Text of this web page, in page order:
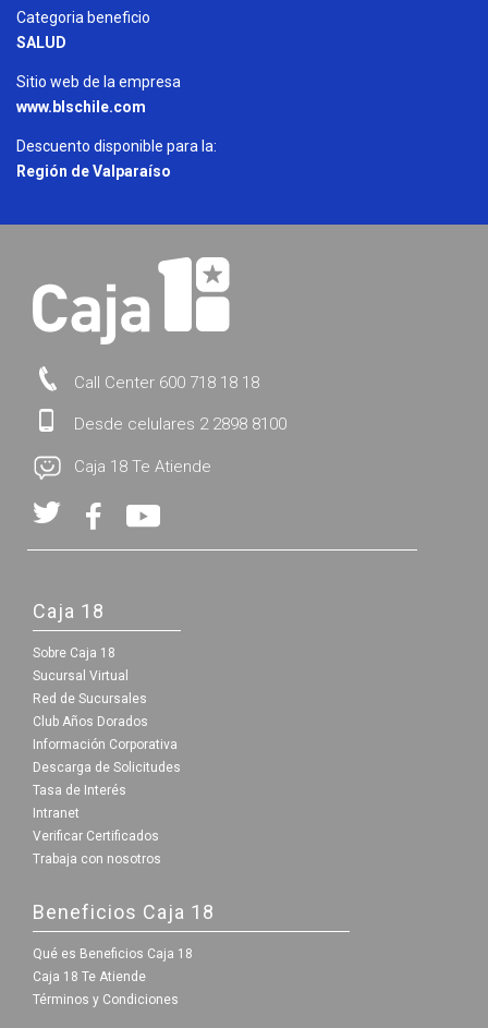
Categoria beneficio
SALUD
Sitio web de la empresa
www.blschile.com
Descuento disponible para la:
Región de Valparaíso
Call Center 600 718 18 18
Desde celulares 2 2898 8100
Caja 18 Te Atiende
Caja 18
Sobre Caja 18
Sucursal Virtual
Red de Sucursales
Club Años Dorados
Información Corporativa
Descarga de Solicitudes
Tasa de Interés
Intranet
Verificar Certificados
Trabaja con nosotros
Beneficios Caja 18
Qué es Beneficios Caja 18
Caja 18 Te Atiende
Términos y Condiciones